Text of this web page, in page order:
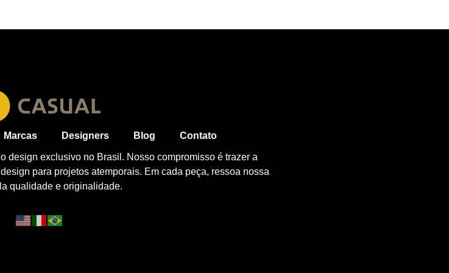
Marcas Designers Blog Contato
design exclusivo no Brasil. Nosso compromisso é trazer a
para projetos atemporais. Em cada peça, ressoa nossa
qualidade e originalidade.